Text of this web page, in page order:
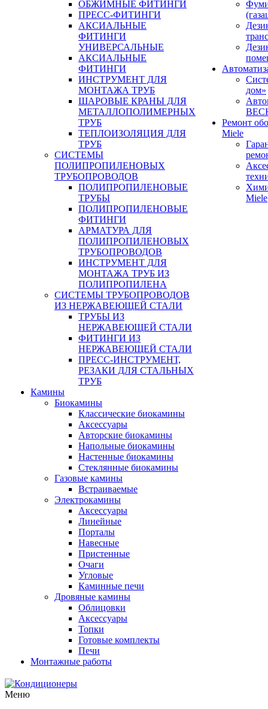
ОБЖИМНЫЕ ФИТИНГИ
ПРЕСС-ФИТИНГИ
АКСИАЛЬНЫЕ
ФИТИНГИ
УНИВЕРСАЛЬНЫЕ
АКСИАЛЬНЫЕ
ФИТИНГИ
ИНСТРУМЕНТ ДЛЯ
МОНТАЖА ТРУБ
ШАРОВЫЕ КРАНЫ ДЛЯ
МЕТАЛЛОПОЛИМЕРНЫХ
ТРУБ
ТЕПЛОИЗОЛЯЦИЯ ДЛЯ
ТРУБ
СИСТЕМЫ
ПОЛИПРОПИЛЕНОВЫХ
ТРУБОПРОВОДОВ
ПОЛИПРОПИЛЕНОВЫЕ
ТРУБЫ
ПОЛИПРОПИЛЕНОВЫЕ
ФИТИНГИ
АРМАТУРА ДЛЯ
ПОЛИПРОПИЛЕНОВЫХ
ТРУБОПРОВОДОВ
ИНСТРУМЕНТ ДЛЯ
МОНТАЖА ТРУБ ИЗ
ПОЛИПРОПИЛЕНА
СИСТЕМЫ ТРУБОПРОВОДОВ
ИЗ НЕРЖАВЕЮЩЕЙ СТАЛИ
ТРУБЫ ИЗ
НЕРЖАВЕЮЩЕЙ СТАЛИ
ФИТИНГИ ИЗ
НЕРЖАВЕЮЩЕЙ СТАЛИ
ПРЕСС-ИНСТРУМЕНТ,
РЕЗАКИ ДЛЯ СТАЛЬНЫХ
ТРУБ
Камины
Биокамины
Классические биокамины
Аксессуары
Авторские биокамины
Напольные биокамины
Настенные биокамины
Стеклянные биокамины
Газовые камины
Встраиваемые
Электрокамины
Аксессуары
Линейные
Порталы
Навесные
Пристенные
Очаги
Угловые
Каминные печи
Дровяные камины
Облицовки
Аксессуары
Топки
Готовые комплекты
Печи
Монтажные работы
дом»
Ремонт
Miele
Miele
Меню